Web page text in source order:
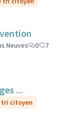
Neuves 0
7
...
tri citoyen